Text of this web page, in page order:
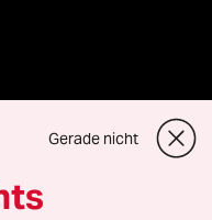
Gerade nicht